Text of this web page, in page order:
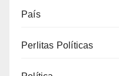
País
Perlitas Políticas